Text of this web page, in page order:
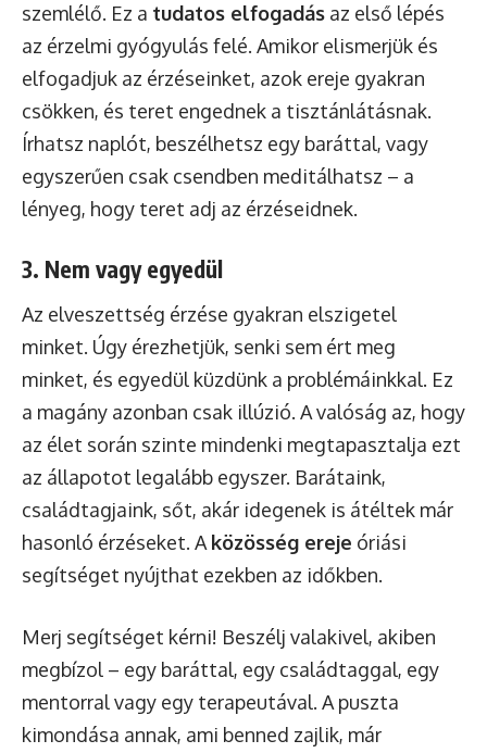
szemlélő. Ez a tudatos elfogadás az első lépés
az érzelmi gyógyulás felé. Amikor elismerjük és
elfogadjuk az érzéseinket, azok ereje gyakran
csökken, és teret engednek a tisztánlátásnak.
Írhatsz naplót, beszélhetsz egy baráttal, vagy
egyszerűen csak csendben meditálhatsz – a
lényeg, hogy teret adj az érzéseidnek.
3. Nem vagy egyedül
Az elveszettség érzése gyakran elszigetel
minket. Úgy érezhetjük, senki sem ért meg
minket, és egyedül küzdünk a problémáinkkal. Ez
a magány azonban csak illúzió. A valóság az, hogy
az élet során szinte mindenki megtapasztalja ezt
az állapotot legalább egyszer. Barátaink,
családtagjaink, sőt, akár idegenek is átéltek már
hasonló érzéseket. A közösség ereje óriási
segítséget nyújthat ezekben az időkben.
Merj segítséget kérni! Beszélj valakivel, akiben
megbízol – egy baráttal, egy családtaggal, egy
mentorral vagy egy terapeutával. A puszta
kimondása annak, ami benned zajlik, már